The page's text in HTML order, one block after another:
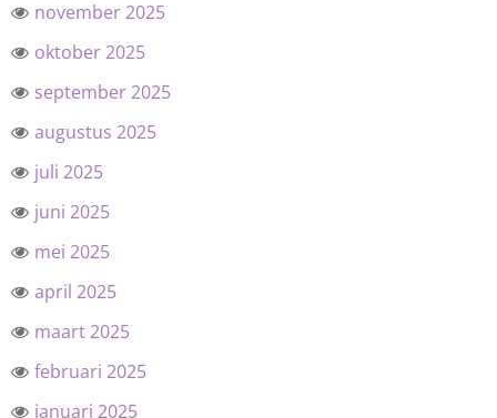
november 2025
oktober 2025
september 2025
augustus 2025
juli 2025
juni 2025
mei 2025
april 2025
maart 2025
februari 2025
januari 2025